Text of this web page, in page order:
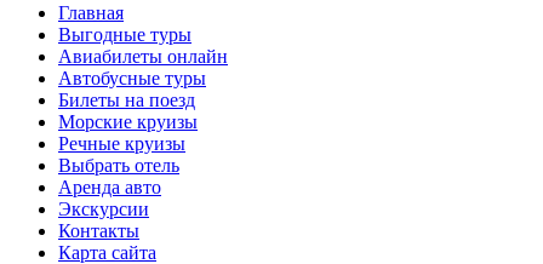
Главная
Выгодные туры
Авиабилеты онлайн
Автобусные туры
Билеты на поезд
Морские круизы
Речные круизы
Выбрать отель
Аренда авто
Экскурсии
Контакты
Карта сайта